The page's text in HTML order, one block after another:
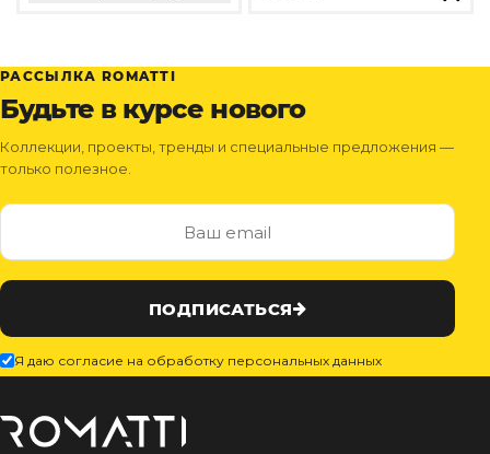
РАССЫЛКА ROMATTI
Будьте в курсе нового
Коллекции, проекты, тренды и специальные предложения —
только полезное.
ПОДПИСАТЬСЯ
Я даю согласие на обработку персональных данных